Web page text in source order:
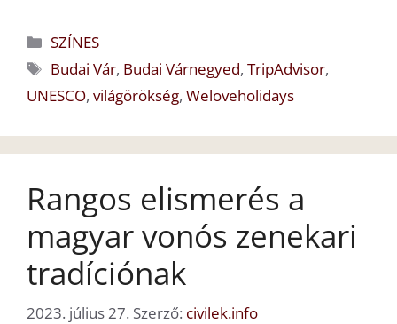
Kategória
SZÍNES
Címkék
Budai Vár, Budai Várnegyed,TripAdvisor,
UNESCO, világörökség, Weloveholidays
Rangos elismerés a
magyar vonós zenekari
tradíciónak
2023. július 27. Szerző: civilek.info